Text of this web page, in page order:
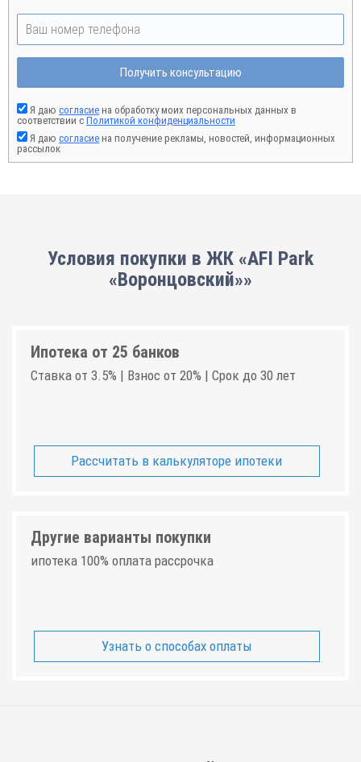
Получить консультацию
Я даю согласие на обработку моих персональных данных в
соответствии с Политикой конфиденциальности
Я даю согласие на получение рекламы, новостей, информационных
рассылок
Условия покупки в ЖК «AFI Park
«Воронцовский»»
Ипотека от 25 банков
Ставка от 3.5% | Взнос от 20% | Срок до 30 лет
Рассчитать в калькуляторе ипотеки
Другие варианты покупки
ипотека 100% оплата рассрочка
Узнать о способах оплаты